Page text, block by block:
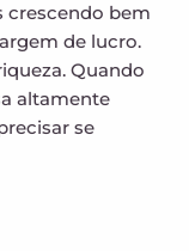
crescendo bem
de lucro.
Quando
altamente
se